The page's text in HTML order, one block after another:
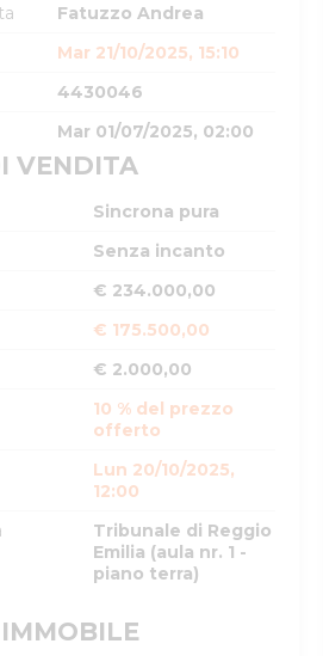
Fatuzzo Andrea
Mar 21/10/2025, 15:10
4430046
Mar 01/07/2025, 02:00
VENDITA
Sincrona pura
Senza incanto
€ 234.000,00
€ 175.500,00
€ 2.000,00
10 % del prezzo
offerto
Lun 20/10/2025,
12:00
Tribunale di Reggio
Emilia (aula nr. 1 -
piano terra)